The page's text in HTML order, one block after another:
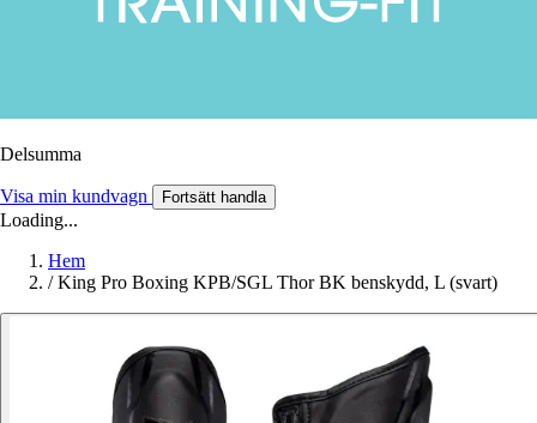
Delsumma
Visa min kundvagn Fortsätt handla
Loading...
Hem
/ King Pro Boxing KPB/SGL Thor BK benskydd, L (svart)